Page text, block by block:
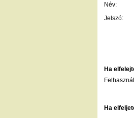
Név:
Jelszó:
Ha
Ha